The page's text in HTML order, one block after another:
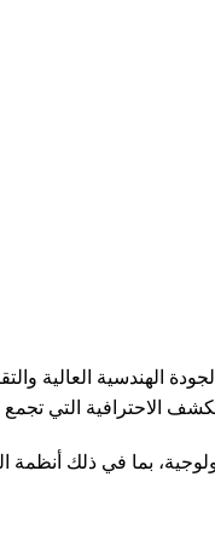
العالية
الاحترافية التي تجمع
بما في ذلك أنظمة